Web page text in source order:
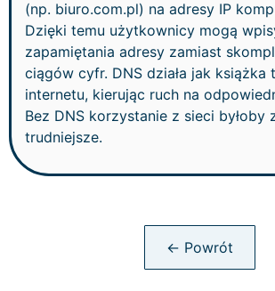
(np. biuro.com.pl) na adresy IP
Dzięki temu użytkownicy mogą
zapamiętania adresy zamiast
ciągów cyfr. DNS działa jak książka
internetu, kierując ruch na
Bez DNS korzystanie z sieci byłoby
trudniejsze.
← Powrót